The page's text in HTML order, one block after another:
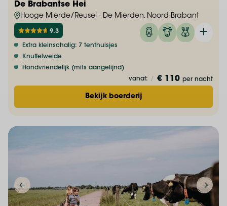
De Brabantse Hei
Hooge Mierde/Reusel - De Mierden, Noord-Brabant
9.3
Extra kleinschalig: 7 tenthuisjes
Knuffelweide
Hondvriendelijk (mits aangelijnd)
vanaf: / € 110 per nacht
Bekijk boerderij